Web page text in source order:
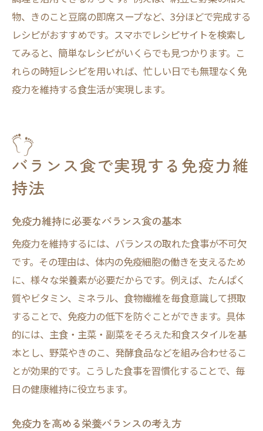
物、きのこと豆腐の即席スープなど、3分ほどで完成する
レシピがおすすめです。スマホでレシピサイトを検索し
てみると、簡単なレシピがいくらでも見つかります。こ
れらの時短レシピを用いれば、忙しい日でも無理なく免
疫力を維持する食生活が実現します。
バランス食で実現する免疫力維
持法
免疫力維持に必要なバランス食の基本
免疫力を維持するには、バランスの取れた食事が不可欠
です。その理由は、体内の免疫細胞の働きを支えるため
に、様々な栄養素が必要だからです。例えば、たんぱく
質やビタミン、ミネラル、食物繊維を毎食意識して摂取
することで、免疫力の低下を防ぐことができます。具体
的には、主食・主菜・副菜をそろえた和食スタイルを基
本とし、野菜やきのこ、発酵食品などを組み合わせるこ
とが効果的です。こうした食事を習慣化することで、毎
日の健康維持に役立ちます。
免疫力を高める栄養バランスの考え方